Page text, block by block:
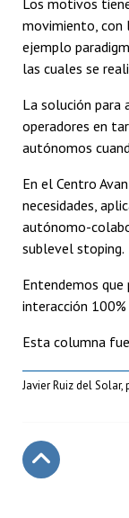
movimiento, con
ejemplo
las cuales se
La solución para
operadores en
autónomos
En el Centro
necesidades,
autónomo-
sublevel stoping.
Entendemos
interacción 100%
Esta columna
Javier Ruiz del